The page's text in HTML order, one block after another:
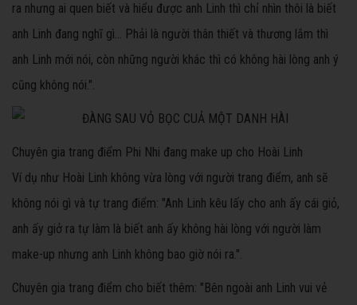
ra nhưng ai quen biết và hiểu được anh Linh thì chỉ nhìn thôi là biết
anh Linh đang nghĩ gì... Phải là người thân thiết và thương lắm thì
anh Linh mới nói, còn những người khác thì có không hài lòng anh ý
cũng không nói.".
Chuyên gia trang điểm Phi Nhi đang make up cho Hoài Linh
Ví dụ như Hoài Linh không vừa lòng với người trang điểm, anh sẽ
không nói gì và tự trang điểm: "Anh Linh kêu lấy cho anh ấy cái giỏ,
anh ấy giở ra tự làm là biết anh ấy không hài lòng với người làm
make-up nhưng anh Linh không bao giờ nói ra.".
Chuyên gia trang điểm cho biết thêm: "Bên ngoài anh Linh vui vẻ